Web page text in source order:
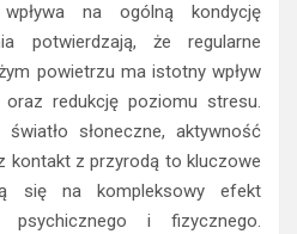
na ogólną kondycję
potwierdzają, że regularne
powietrzu ma istotny wpływ
redukcję poziomu stresu.
słoneczne, aktywność
kontakt z przyrodą to kluczowe
się na kompleksowy efekt
i fizycznego.